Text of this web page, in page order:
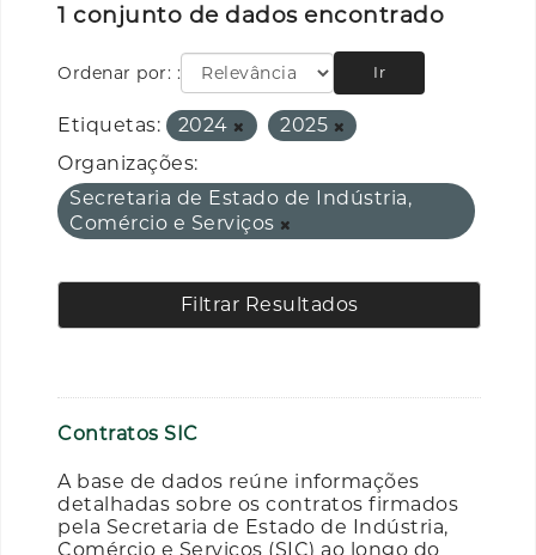
1 conjunto de dados encontrado
Ordenar por: Ir
Etiquetas: 2024
2025
Organizações:
Secretaria de Estado de Indústria,
Comércio e Serviços
Filtrar Resultados
Contratos SIC
A base de dados reúne informações
detalhadas sobre os contratos firmados
pela Secretaria de Estado de Indústria,
Comércio e Serviços (SIC) ao longo do